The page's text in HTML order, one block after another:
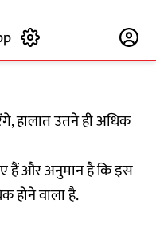
हालात उतने ही अधिक
हैं और अनुमान है कि इस
होने वाला है.